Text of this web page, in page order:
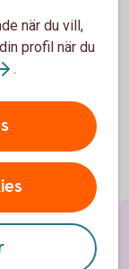
när du vill,
profil när du
.